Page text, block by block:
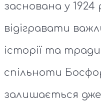
заснована у 1924
відігравати
історії та
спільноти
залишається